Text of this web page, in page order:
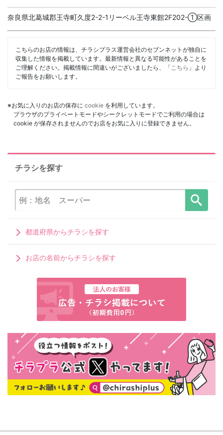
奈良県北葛城郡王寺町久度2-2-1リーベル王寺東館2F202-①区画
こちらのお店の情報は、チラシプラス運営会社のセブンネットが独自に
収集した情報を掲載しています。最新情報と異なる可能性があることを
ご理解ください。掲載情報に間違いがございましたら、「 こちら 」より
ご報告をお願いします。
※お気に入りのお店の保存に cookie を利用しています。
ブラウザのプライベートモードやシークレットモードでご利用の場合は
cookie が保存されませんのでお店をお気に入りに登録できません。
チラシを探す
都道府県からチラシを探す
お店の名前からチラシを探す